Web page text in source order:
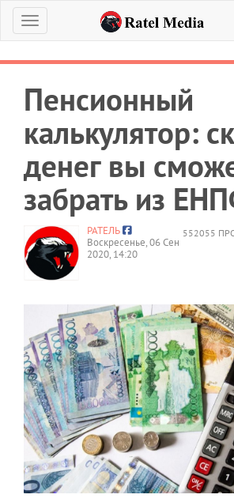
Меню
Пенсионный
калькулятор:
денег вы
забрать из
552055
РАТЕЛЬ
Воскресенье, 06 Сен
2020, 14:20